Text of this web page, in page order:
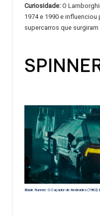
Curiosidade: O
1974 e 1990 e
supercarros que
Blade Runner: O Caçador de Androides